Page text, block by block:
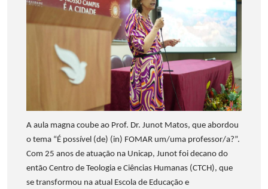
A aula magna coube ao Prof. Dr. Junot Matos, que abordou
o tema “É possível (de) (in) FOMAR um/uma professor/a?”.
Com 25 anos de atuação na Unicap, Junot foi decano do
então Centro de Teologia e Ciências Humanas (CTCH), que
se transformou na atual Escola de Educação e